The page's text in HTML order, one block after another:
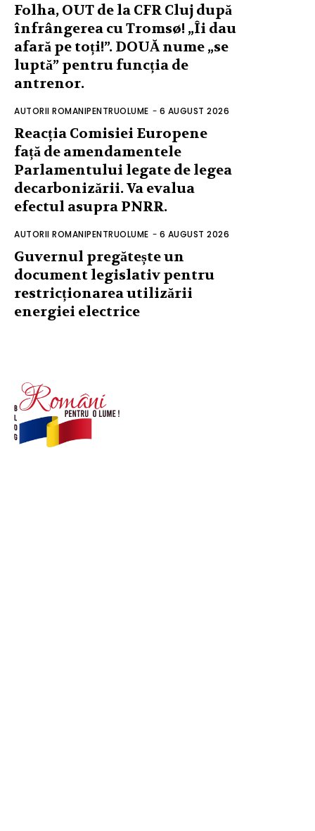
Folha, OUT de la CFR Cluj după
înfrângerea cu Tromsø! „Îi dau
afară pe toți!”. DOUĂ nume „se
luptă” pentru funcția de
antrenor.
AUTORII ROMANIPENTRUOLUME - 6 AUGUST 2026
Reacția Comisiei Europene
față de amendamentele
Parlamentului legate de legea
decarbonizării. Va evalua
efectul asupra PNRR.
AUTORII ROMANIPENTRUOLUME - 6 AUGUST 2026
Guvernul pregătește un
document legislativ pentru
restricționarea utilizării
energiei electrice